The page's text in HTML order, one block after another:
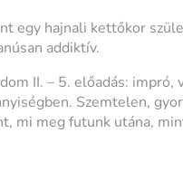
egy hajnali kettőkor
addiktív.
II. – 5. előadás:
Szemtelen,
mi meg futunk utána,